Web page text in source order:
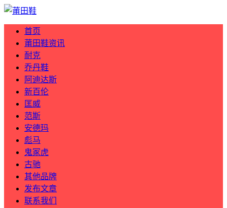
首页
莆田鞋资讯
耐克
乔丹鞋
阿迪达斯
新百伦
匡威
范斯
安德玛
彪马
鬼冢虎
古驰
其他品牌
发布文章
联系我们